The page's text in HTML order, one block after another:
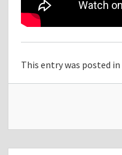
This entry was posted in